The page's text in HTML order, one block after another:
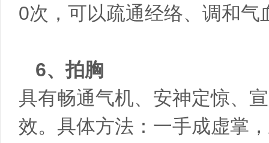
0次，可以疏通经络、调和气
6、拍胸
具有畅通气机、安神定惊、
效。具体方法：一手成虚掌